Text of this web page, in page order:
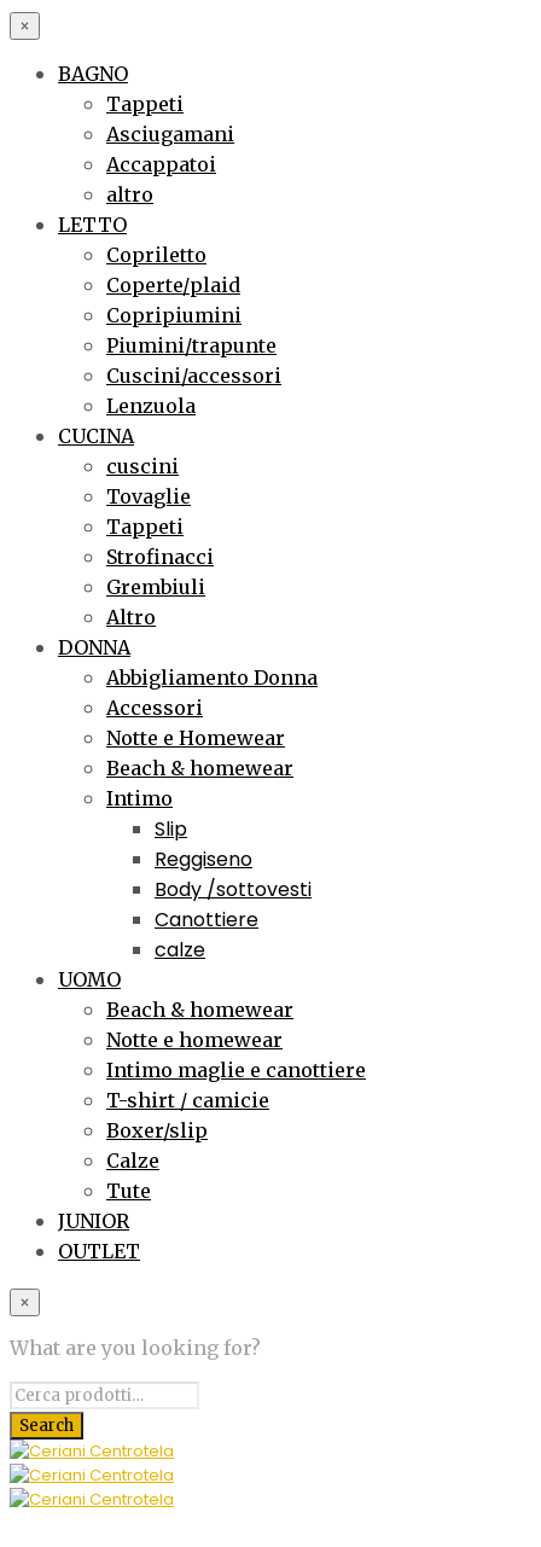
×
BAGNO
Tappeti
Asciugamani
Accappatoi
altro
LETTO
Copriletto
Coperte/plaid
Copripiumini
Piumini/trapunte
Cuscini/accessori
Lenzuola
CUCINA
cuscini
Tovaglie
Tappeti
Strofinacci
Grembiuli
Altro
DONNA
Abbigliamento Donna
Accessori
Notte e Homewear
Beach & homewear
Intimo
Slip
Reggiseno
Body /sottovesti
Canottiere
calze
UOMO
Beach & homewear
Notte e homewear
Intimo maglie e canottiere
T-shirt / camicie
Boxer/slip
Calze
Tute
JUNIOR
OUTLET
×
What are you looking for?